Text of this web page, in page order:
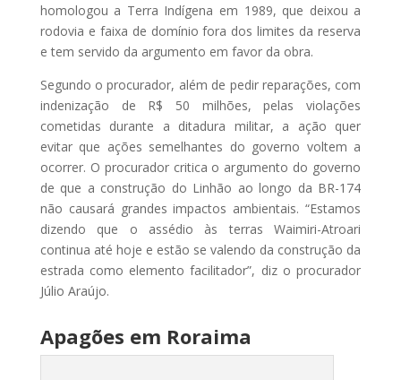
homologou a Terra Indígena em 1989, que deixou a
rodovia e faixa de domínio fora dos limites da reserva
e tem servido da argumento em favor da obra.
Segundo o procurador, além de pedir reparações, com
indenização de R$ 50 milhões, pelas violações
cometidas durante a ditadura militar, a ação quer
evitar que ações semelhantes do governo voltem a
ocorrer. O procurador critica o argumento do governo
de que a construção do Linhão ao longo da BR-174
não causará grandes impactos ambientais. “Estamos
dizendo que o assédio às terras Waimiri-Atroari
continua até hoje e estão se valendo da construção da
estrada como elemento facilitador”, diz o procurador
Júlio Araújo.
Apagões em Roraima